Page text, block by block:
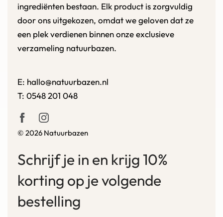
ingrediënten bestaan. Elk product is zorgvuldig
door ons uitgekozen, omdat we geloven dat ze
een plek verdienen binnen onze exclusieve
verzameling natuurbazen.
E: hallo@natuurbazen.nl
T: 0548 201 048
© 2026 Natuurbazen
Schrijf je in en krijg 10%
korting op je volgende
bestelling